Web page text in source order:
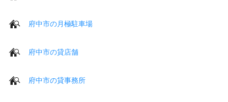
府中市の月極駐車場
府中市の貸店舗
府中市の貸事務所